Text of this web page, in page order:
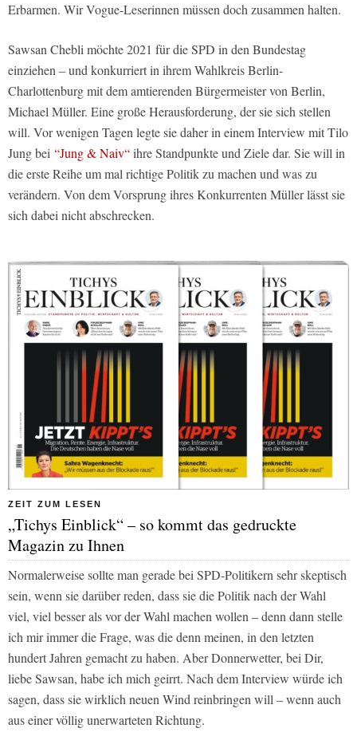
Erbarmen. Wir Vogue-Leserinnen müssen doch zusammen halten.
Sawsan Chebli möchte 2021 für die SPD in den Bundestag
einziehen – und konkurriert in ihrem Wahlkreis Berlin-
Charlottenburg mit dem amtierenden Bürgermeister von Berlin,
Michael Müller. Eine große Herausforderung, der sie sich stellen
will. Vor wenigen Tagen legte sie daher in einem Interview mit Tilo
Jung bei “Jung & Naiv“ihre Standpunkte und Ziele dar. Sie will in
die erste Reihe um mal richtige Politik zu machen und was zu
verändern. Von dem Vorsprung ihres Konkurrenten Müller lässt sie
sich dabei nicht abschrecken.
ZEIT ZUM LESEN
„Tichys Einblick“ – so kommt das gedruckte
Magazin zu Ihnen
Normalerweise sollte man gerade bei SPD-Politikern sehr skeptisch
sein, wenn sie darüber reden, dass sie die Politik nach der Wahl
viel, viel besser als vor der Wahl machen wollen – denn dann stelle
ich mir immer die Frage, was die denn meinen, in den letzten
hundert Jahren gemacht zu haben. Aber Donnerwetter, bei Dir,
liebe Sawsan, habe ich mich geirrt. Nach dem Interview würde ich
sagen, dass sie wirklich neuen Wind reinbringen will – wenn auch
aus einer völlig unerwarteten Richtung.